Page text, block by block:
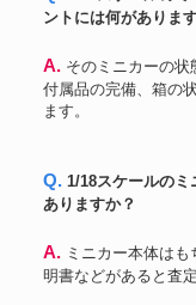
ントには何がありま
A. そのミニカーの状態（未開封、未使用、傷や汚れの有無）、
付属品の完備、箱の
ます。
Q. 1/18スケールのミニカーの買取を依頼する際に必要なものは
ありますか？
A. ミニカー本体はもちろん、可能であれば元の箱や付属品、説
明書などがあると査